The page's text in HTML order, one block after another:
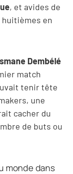
, et avides de
en
Dembélé
match
tenir tête
une
cacher du
de buts ou
monde dans